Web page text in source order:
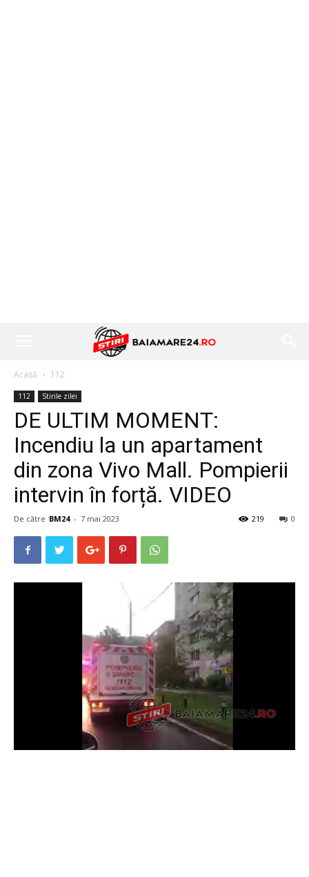
Acasă 112
112 Stirile zilei
DE ULTIM MOMENT:
Incendiu la un apartament
din zona Vivo Mall. Pompierii
intervin în forță. VIDEO
De către BM24 - 7 mai 2023 0
219